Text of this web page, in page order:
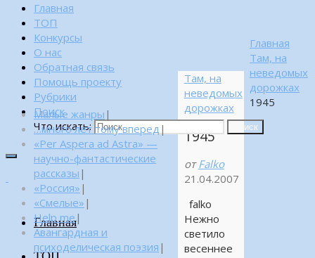
Главная
ТОП
Конкурсы
О нас
Обратная связь
Помощь проекту
Рубрики
Поиск
Что искать:
Поиск
Главная
Главная
Там, на
неведомых
дорожках
1945
Там, на
неведомых
дорожках
1945
от Falko
21.04.2007
falko
Нежно
светило
весеннее
Малые жанры |
…много лет тому вперед |
«Per Aspera ad Astra» —
научно-фантастические
рассказы |
«Россия» |
«Смелые» |
Help me|
Авангардная и
психоделическая поэзия |